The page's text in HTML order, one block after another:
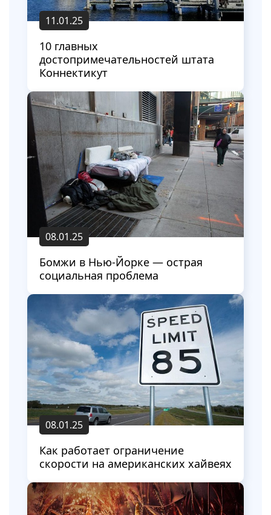
11.01.25
10 главных
достопримечательностей штата
Коннектикут
08.01.25
Бомжи в Нью-Йорке — острая
социальная проблема
08.01.25
Как работает ограничение
скорости на американских хайвеях